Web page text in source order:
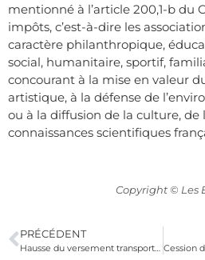
mentionné à l’article 200,1-b du
impôts, c’est-à-dire les
caractère philanthropique,
social, humanitaire, sportif,
concourant à la mise en valeur
artistique, à la défense de
ou à la diffusion de la culture, de
connaissances scientifiques
Copyright © Les
PRÉCÉDENT